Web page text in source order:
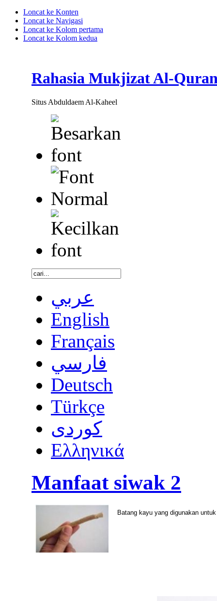
Loncat ke Konten
Loncat ke Navigasi
Loncat ke Kolom pertama
Loncat ke Kolom kedua
Rahasia Mukjizat Al-
Situs Abduldaem Al-Kaheel
عربي
English
Français
فارسي
Deutsch
Türkçe
كوردى
Ελληνικά
Manfaat siwak 2
Batang kayu yang digunakan